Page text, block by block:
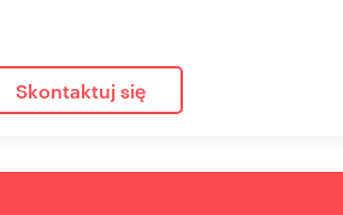
Skontaktuj się